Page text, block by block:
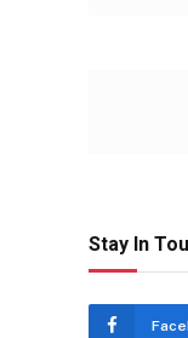
Stay In